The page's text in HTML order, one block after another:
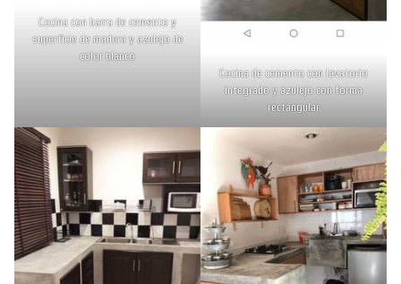
Cocina con barra de cemento y
superficie de madera y azulejo de
color blanco
Cocina de cemento con lavatorio
integrado y azulejo con forma
rectangular